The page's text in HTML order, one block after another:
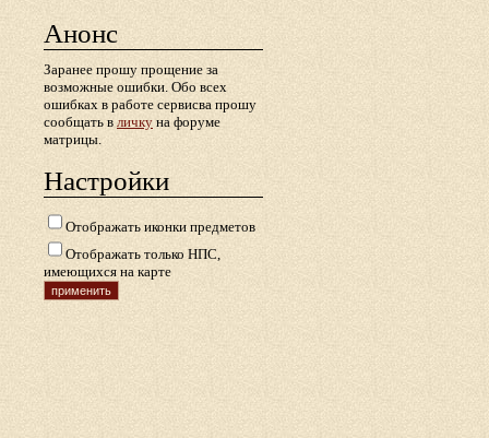
Анонс
Заранее прошу прощение за
возможные ошибки. Обо всех
ошибках в работе сервисва прошу
сообщать в личку на форуме
матрицы.
Настройки
Отображать иконки предметов
Отображать только НПС,
имеющихся на карте